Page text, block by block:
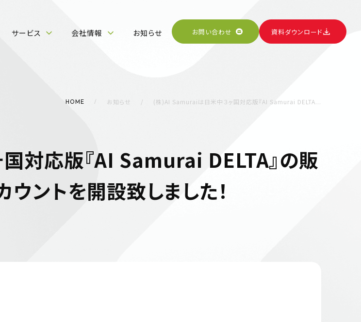
サービス 会社情報 お知らせ お問い合わせ 資料ダウンロード
HOME お知らせ (株)AI Samuraiは日米中３ヶ国対応版『AI Samurai DELTA...
対応版『AI Samurai DELTA』の販
ントを開設致しました！